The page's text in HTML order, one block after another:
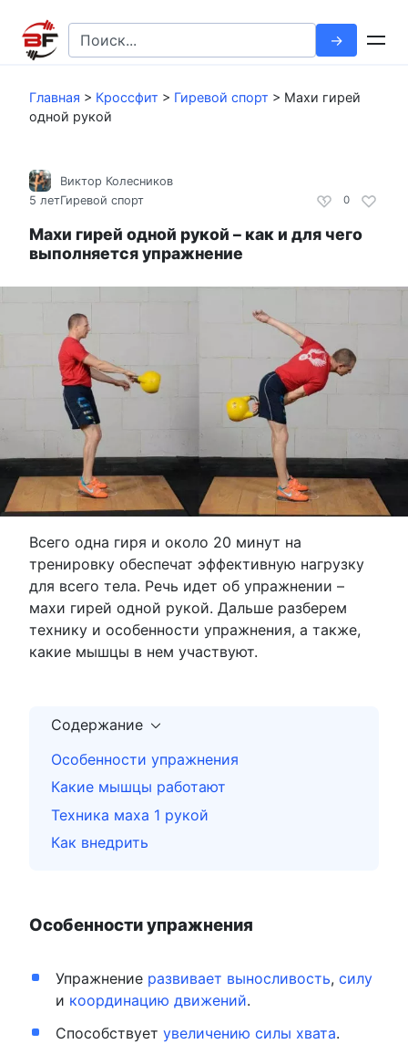
контенту
Search
for:
Главная > Кроссфит > Гиревой спорт > Махи гирей
одной рукой
0
Виктор Колесников
5 летГиревой спорт
Махи гирей одной рукой – как и для чего
выполняется упражнение
Всего одна гиря и около 20 минут на
тренировку обеспечат эффективную нагрузку
для всего тела. Речь идет об упражнении –
махи гирей одной рукой. Дальше разберем
технику и особенности упражнения, а также,
какие мышцы в нем участвуют.
Содержание
Особенности упражнения
Какие мышцы работают
Техника маха 1 рукой
Как внедрить
Особенности упражнения
Упражнение развивает выносливость, силу
и координацию движений.
Способствует увеличению силы хвата.